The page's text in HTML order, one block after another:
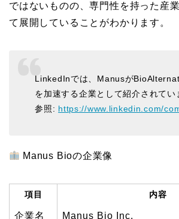
ではないものの、専門性を持った産
て展開していることがわかります。
LinkedInでは、Manusが
を加速する企業として紹介されてい
参照: https://www.linkedin.com/
Manus Bioの企業像
項目 内容
企業名 Manus Bio Inc.